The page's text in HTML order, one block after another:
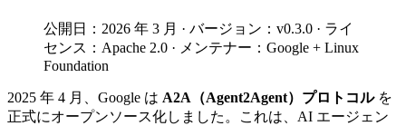
公開日：2026 年 3 月 · バージョン：v0.3.0 · ライ
センス：Apache 2.0 · メンテナー：Google + Linux
Foundation
2025 年 4 月、Google は A2A（Agent2Agent）プロトコルを
正式にオープンソース化しました。これは、AI エージェン